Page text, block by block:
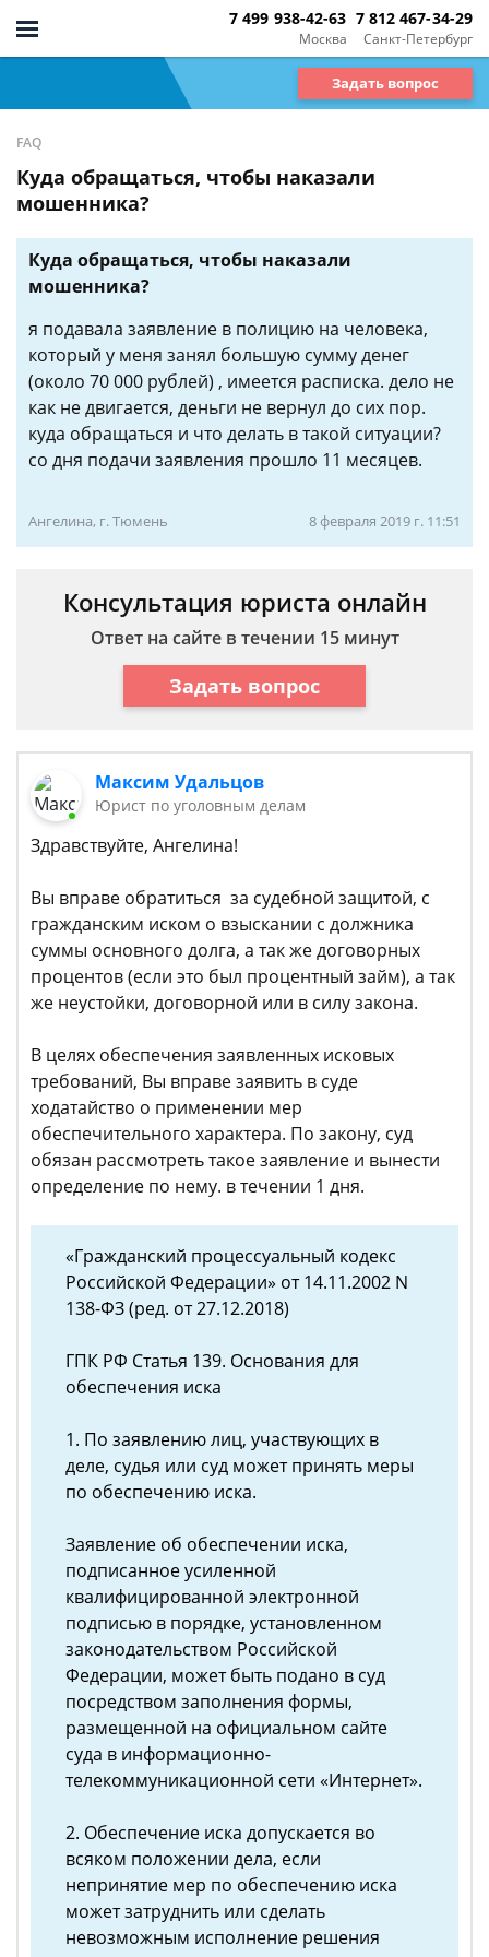
Москва
7 499 938-42-63
Санкт-Петербург
7 812 467-34-29
Задать вопрос
FAQ
Куда обращаться, чтобы наказали
мошенника?
Куда обращаться, чтобы наказали
мошенника?
я подавала заявление в полицию на человека,
который у меня занял большую сумму денег
(около 70 000 рублей) , имеется расписка. дело не
как не двигается, деньги не вернул до сих пор.
куда обращаться и что делать в такой ситуации?
со дня подачи заявления прошло 11 месяцев.
Ангелина, г. Тюмень 8 февраля 2019 г. 11:51
Консультация юриста онлайн
Ответ на сайте в течении 15 минут
Задать вопрос
Максим Удальцов
Юрист по уголовным делам
Здравствуйте, Ангелина!
Вы вправе обратиться за судебной защитой, с
гражданским иском о взыскании с должника
суммы основного долга, а так же договорных
процентов (если это был процентный займ), а так
же неустойки, договорной или в силу закона.
В целях обеспечения заявленных исковых
требований, Вы вправе заявить в суде
ходатайство о применении мер
обеспечительного характера. По закону, суд
обязан рассмотреть такое заявление и вынести
определение по нему. в течении 1 дня.
«Гражданский процессуальный кодекс
Российской Федерации» от 14.11.2002 N
138-ФЗ (ред. от 27.12.2018)
ГПК РФ Статья 139. Основания для
обеспечения иска
1. По заявлению лиц, участвующих в
деле, судья или суд может принять меры
по обеспечению иска.
Заявление об обеспечении иска,
подписанное усиленной
квалифицированной электронной
подписью в порядке, установленном
законодательством Российской
Федерации, может быть подано в суд
посредством заполнения формы,
размещенной на официальном сайте
суда в информационно-
телекоммуникационной сети «Интернет».
2. Обеспечение иска допускается во
всяком положении дела, если
непринятие мер по обеспечению иска
может затруднить или сделать
невозможным исполнение решения